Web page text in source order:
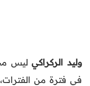
وليد الركراكي ليس
في فترة من